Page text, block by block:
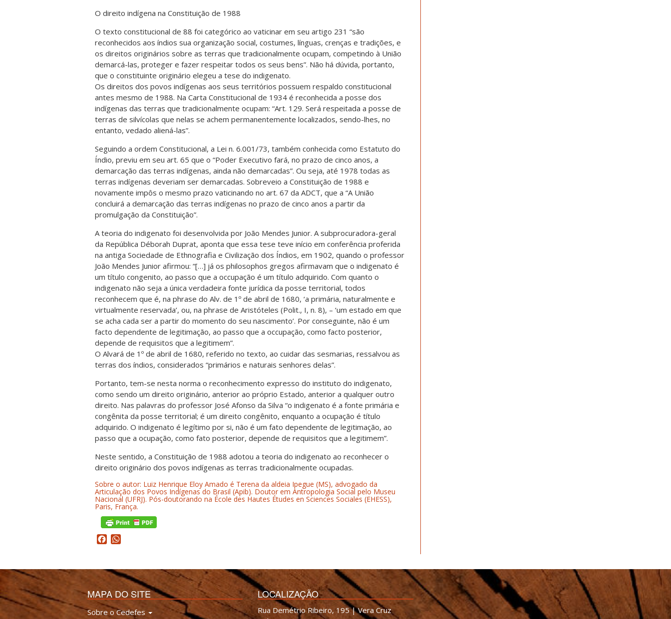
O direito indígena na Constituição de 1988
O texto constitucional de 88 foi categórico ao vaticinar em seu artigo 231 “são
reconhecidos aos índios sua organização social, costumes, línguas, crenças e tradições, e
os direitos originários sobre as terras que tradicionalmente ocupam, competindo à União
demarcá-las, proteger e fazer respeitar todos os seus bens”. Não há dúvida, portanto,
que o constituinte originário elegeu a tese do indigenato.
Os direitos dos povos indígenas aos seus territórios possuem respaldo constitucional
antes mesmo de 1988. Na Carta Constitucional de 1934 é reconhecida a posse dos
indígenas das terras que tradicionalmente ocupam: “Art. 129. Será respeitada a posse de
terras de silvícolas que nelas se achem permanentemente localizados, sendo-lhes, no
entanto, vedado aliená-las”.
Seguindo a ordem Constitucional, a Lei n. 6.001/73, também conhecida como Estatuto do
Índio, previu em seu art. 65 que o “Poder Executivo fará, no prazo de cinco anos, a
demarcação das terras indígenas, ainda não demarcadas”. Ou seja, até 1978 todas as
terras indígenas deveriam ser demarcadas. Sobreveio a Constituição de 1988 e
novamente impôs o mesmo prazo vaticinando no art. 67 da ADCT, que a “A União
concluirá a demarcação das terras indígenas no prazo de cinco anos a partir da
promulgação da Constituição”.
A teoria do indigenato foi desenvolvida por João Mendes Junior. A subprocuradora-geral
da República Déborah Duprat, aponta que essa tese teve início em conferência proferida
na antiga Sociedade de Ethnografia e Civilização dos Índios, em 1902, quando o professor
João Mendes Junior afirmou: “[…] já os philosophos gregos afirmavam que o indigenato é
um título congenito, ao passo que a occupação é um título adquirido. Com quanto o
indigenato não seja a única verdadeira fonte jurídica da posse territorial, todos
reconhecem que é, na phrase do Alv. de 1º de abril de 1680, ‘a primária, naturalmente e
virtualmente reservada’, ou, na phrase de Aristóteles (Polit., I, n. 8), – ‘um estado em que
se acha cada ser a partir do momento do seu nascimento’. Por conseguinte, não é um
facto dependente de legitimação, ao passo que a occupação, como facto posterior,
depende de requisitos que a legitimem”.
O Alvará de 1º de abril de 1680, referido no texto, ao cuidar das sesmarias, ressalvou as
terras dos índios, considerados “primários e naturais senhores delas”.
Portanto, tem-se nesta norma o reconhecimento expresso do instituto do indigenato,
como sendo um direito originário, anterior ao próprio Estado, anterior a qualquer outro
direito. Nas palavras do professor José Afonso da Silva “o indigenato é a fonte primária e
congênita da posse territorial; é um direito congênito, enquanto a ocupação é título
adquirido. O indigenato é legítimo por si, não é um fato dependente de legitimação, ao
passo que a ocupação, como fato posterior, depende de requisitos que a legitimem”.
Neste sentido, a Constituição de 1988 adotou a teoria do indigenato ao reconhecer o
direito originário dos povos indígenas as terras tradicionalmente ocupadas.
Sobre o autor: Luiz Henrique Eloy Amado é Terena da aldeia Ipegue (MS), advogado da
Articulação dos Povos Indígenas do Brasil (Apib). Doutor em Antropologia Social pelo Museu
Nacional (UFRJ). Pós-doutorando na École des Hautes Études en Sciences Sociales (EHESS),
Paris, França.
Facebook
MAPA DO SITE
Sobre o Cedefes
LOCALIZAÇÃO
Rua Demétrio Ribeiro, 195 | Vera Cruz